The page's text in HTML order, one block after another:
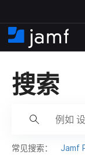
​
至
​
要
​
首
​
搜索
常​见​搜索： Jamf